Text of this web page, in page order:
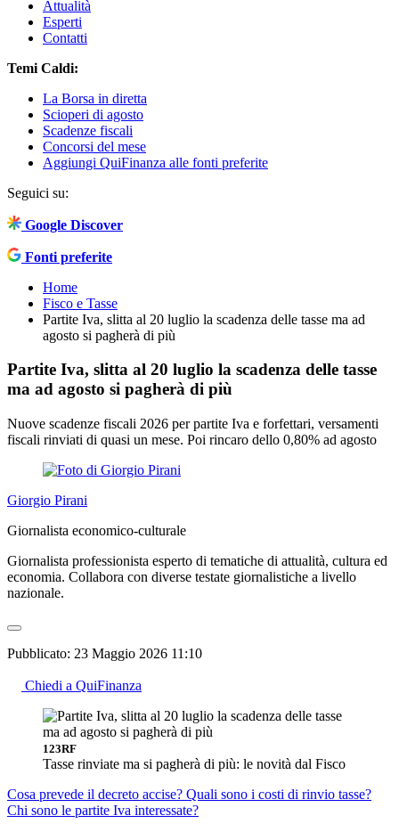
Attualità
Esperti
Contatti
Temi Caldi:
La Borsa in diretta
Scioperi di agosto
Scadenze fiscali
Concorsi del mese
Aggiungi QuiFinanza alle fonti preferite
Seguici su:
Google Discover
Fonti preferite
Home
Fisco e Tasse
Partite Iva, slitta al 20 luglio la scadenza delle tasse ma ad
agosto si pagherà di più
Partite Iva, slitta al 20 luglio la scadenza delle tasse
ma ad agosto si pagherà di più
Nuove scadenze fiscali 2026 per partite Iva e forfettari, versamenti
fiscali rinviati di quasi un mese. Poi rincaro dello 0,80% ad agosto
Giorgio Pirani
Giornalista economico-culturale
Giornalista professionista esperto di tematiche di attualità, cultura ed
economia. Collabora con diverse testate giornalistiche a livello
nazionale.
Pubblicato: 23 Maggio 2026 11:10
Chiedi a QuiFinanza
123RF
Tasse rinviate ma si pagherà di più: le novità dal Fisco
Cosa prevede il decreto accise? Quali sono i costi di rinvio tasse?
Chi sono le partite Iva interessate?